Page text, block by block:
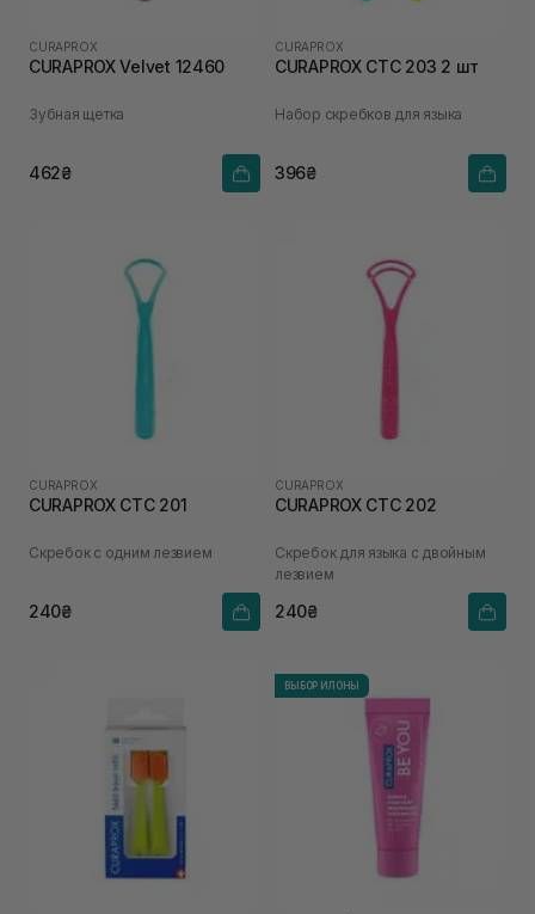
CURAPROX
CURAPROX Velvet 12460
Зубная щетка
462₴
CURAPROX
CURAPROX CTC 203 2 шт
Набор скребков для языка
396₴
CURAPROX
CURAPROX CTC 201
Скребок с одним лезвием
240₴
CURAPROX
CURAPROX CTC 202
Скребок для языка с двойным
лезвием
240₴
ВЫБОР ИЛОНЫ